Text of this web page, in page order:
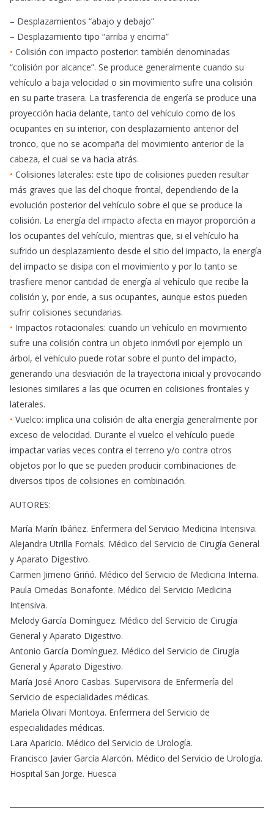
– Desplazamientos “abajo y debajo”
– Desplazamiento tipo “arriba y encima”
• Colisión con impacto posterior: también denominadas
“colisión por alcance”. Se produce generalmente cuando su
vehículo a baja velocidad o sin movimiento sufre una colisión
en su parte trasera. La trasferencia de engería se produce una
proyección hacia delante, tanto del vehículo como de los
ocupantes en su interior, con desplazamiento anterior del
tronco, que no se acompaña del movimiento anterior de la
cabeza, el cual se va hacia atrás.
• Colisiones laterales: este tipo de colisiones pueden resultar
más graves que las del choque frontal, dependiendo de la
evolución posterior del vehículo sobre el que se produce la
colisión. La energía del impacto afecta en mayor proporción a
los ocupantes del vehículo, mientras que, si el vehículo ha
sufrido un desplazamiento desde el sitio del impacto, la energía
del impacto se disipa con el movimiento y por lo tanto se
trasfiere menor cantidad de energía al vehículo que recibe la
colisión y, por ende, a sus ocupantes, aunque estos pueden
sufrir colisiones secundarias.
• Impactos rotacionales: cuando un vehículo en movimiento
sufre una colisión contra un objeto inmóvil por ejemplo un
árbol, el vehículo puede rotar sobre el punto del impacto,
generando una desviación de la trayectoria inicial y provocando
lesiones similares a las que ocurren en colisiones frontales y
laterales.
• Vuelco: implica una colisión de alta energía generalmente por
exceso de velocidad. Durante el vuelco el vehículo puede
impactar varias veces contra el terreno y/o contra otros
objetos por lo que se pueden producir combinaciones de
diversos tipos de colisiones en combinación.
AUTORES:
María Marín Ibáñez. Enfermera del Servicio Medicina Intensiva.
Alejandra Utrilla Fornals. Médico del Servicio de Cirugía General
y Aparato Digestivo.
Carmen Jimeno Griñó. Médico del Servicio de Medicina Interna.
Paula Omedas Bonafonte. Médico del Servicio Medicina
Intensiva.
Melody García Domínguez. Médico del Servicio de Cirugía
General y Aparato Digestivo.
Antonio García Domínguez. Médico del Servicio de Cirugía
General y Aparato Digestivo.
María José Anoro Casbas. Supervisora de Enfermería del
Servicio de especialidades médicas.
Mariela Olivari Montoya. Enfermera del Servicio de
especialidades médicas.
Lara Aparicio. Médico del Servicio de Urología.
Francisco Javier García Alarcón. Médico del Servicio de Urología.
Hospital San Jorge. Huesca